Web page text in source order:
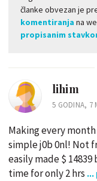
članke obvezan je
komentiranja na
propisanim
lihim
5 GODINA, 7
Making every
simple j0b 0nl! Not
easily made $
time for only 2 hrs ...